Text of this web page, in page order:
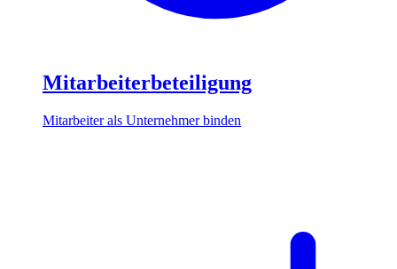
Mitarbeiterbeteiligung
Mitarbeiter als Unternehmer binden